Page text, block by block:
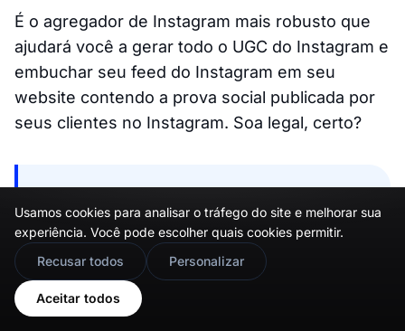
É o agregador de Instagram mais robusto que
ajudará você a gerar todo o UGC do Instagram e
embuchar seu feed do Instagram em seu
website contendo a prova social publicada por
seus clientes no Instagram. Soa legal, certo?
conteúdo UGC em vídeo >
Leitura adicional
Usamos cookies para analisar o tráfego do site e melhorar sua
experiência. Você pode escolher quais cookies permitir.
Recusar todos
Personalizar
Aceitar todos
🇬🇧 Would you prefer this site in English?
View in English